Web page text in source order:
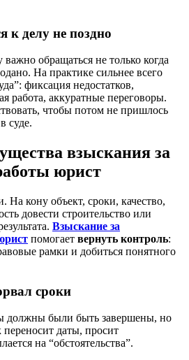
к делу не поздно
обращаться не только когда
На практике сильнее всего
фиксация недостатков,
работа, аккуратные переговоры.
чтобы потом не пришлось
суде.
взыскания за
юрист
На кону объект, сроки, качество,
довести строительство или
Взыскание за
помогает вернуть контроль:
рамки и добиться понятного
сроки
должны были быть завершены, но
даты, просит
на “обстоятельства”.